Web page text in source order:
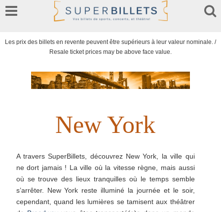
Les prix des billets en revente peuvent être supérieurs à leur valeur nominale. /
Resale ticket prices may be above face value.
New York
A travers SuperBillets, découvrez New York, la ville qui
ne dort jamais ! La ville où la vitesse règne, mais aussi
où se trouve des lieux tranquilles où le temps semble
s’arrêter. New York reste illuminé la journée et le soir,
cependant, quand les lumières se tamisent aux théâtrer